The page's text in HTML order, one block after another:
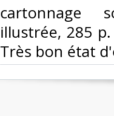
cartonnage
illustrée, 285
Très bon état